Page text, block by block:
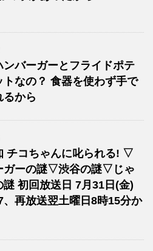
ンバーガーとフライドポテ
トなの？ 食器を使わず手で
るから
チコちゃんに叱られる! ▽
ガーの謎▽渋谷の謎▽じゃ
謎 初回放送日 7月31日(金)
、再放送翌土曜日8時15分か